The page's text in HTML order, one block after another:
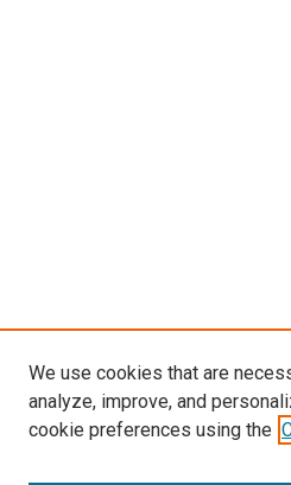
We use cookies that are
analyze, improve, and
cookie preferences using the